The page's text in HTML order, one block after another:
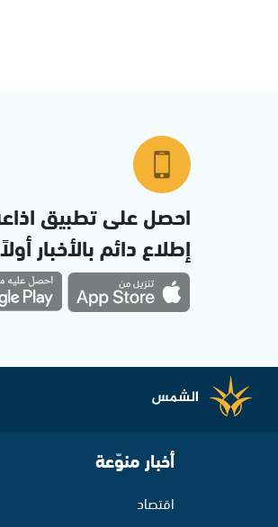
احصل على تطبيق
إطلاع دائم بالأخبار
أخبار منوّعة
اقتصاد